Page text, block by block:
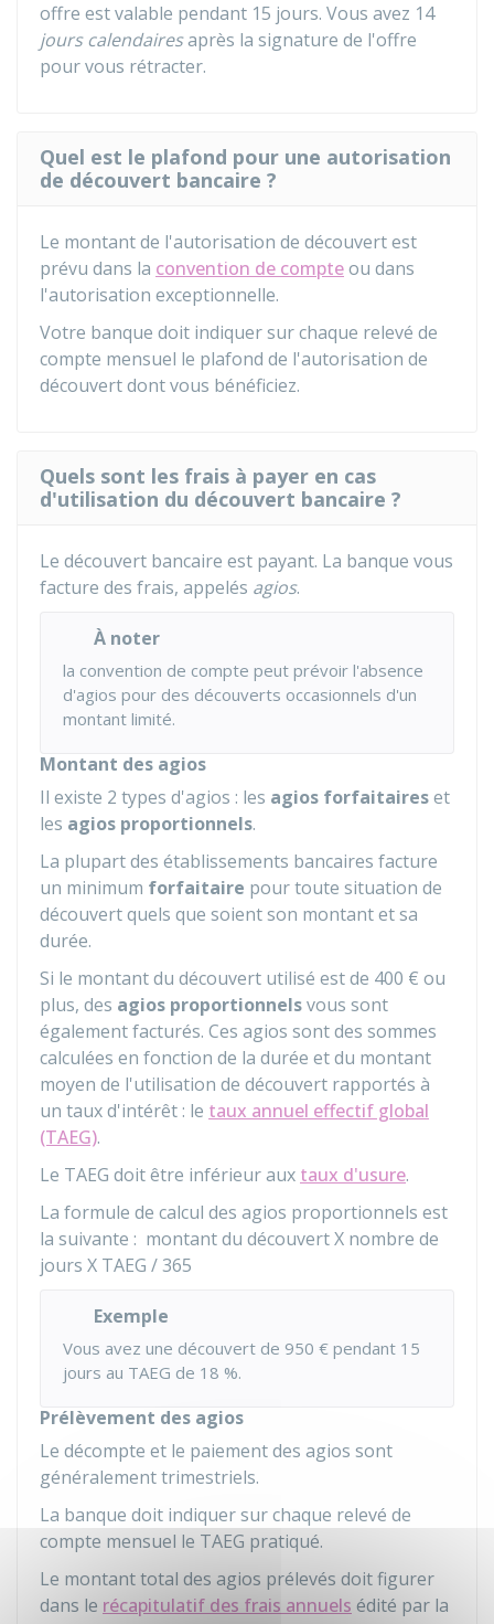
offre est valable pendant 15 jours. Vous avez 14
jours calendairesaprès la signature de l'offre
pour vous rétracter.
Quel est le plafond pour une autorisation
de découvert bancaire ?
Le montant de l'autorisation de découvert est
prévu dans la convention de compteou dans
l'autorisation exceptionnelle.
Votre banque doit indiquer sur chaque relevé de
compte mensuel le plafond de l'autorisation de
découvert dont vous bénéficiez.
Quels sont les frais à payer en cas
d'utilisation du découvert bancaire ?
Le découvert bancaire est payant. La banque vous
facture des frais, appelés agios.
À noter
la convention de compte peut prévoir l'absence
d'agios pour des découverts occasionnels d'un
montant limité.
Montant des agios
Il existe 2 types d'agios : les agios forfaitaireset
les agios proportionnels.
La plupart des établissements bancaires facture
un minimum forfaitaire pour toute situation de
découvert quels que soient son montant et sa
durée.
Si le montant du découvert utilisé est de 400 € ou
plus, des agios proportionnelsvous sont
également facturés. Ces agios sont des sommes
calculées en fonction de la durée et du montant
moyen de l'utilisation de découvert rapportés à
un taux d'intérêt : le taux annuel effectif global
(TAEG).
Le TAEG doit être inférieur aux taux d'usure.
La formule de calcul des agios proportionnels est
la suivante : montant du découvert X nombre de
jours X TAEG /365
Exemple
Vous avez une découvert de 950 € pendant 15
jours au TAEG de 18 %.
Prélèvement des agios
Le décompte et le paiement des agios sont
généralement trimestriels.
La banque doit indiquer sur chaque relevé de
compte mensuel le TAEG pratiqué.
Le montant total des agios prélevés doit figurer
dans le récapitulatif des frais annuels édité par la